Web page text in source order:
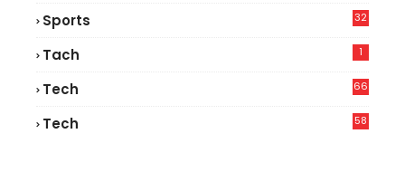
Sports 32
Tach 1
Tech
66
Tech
58